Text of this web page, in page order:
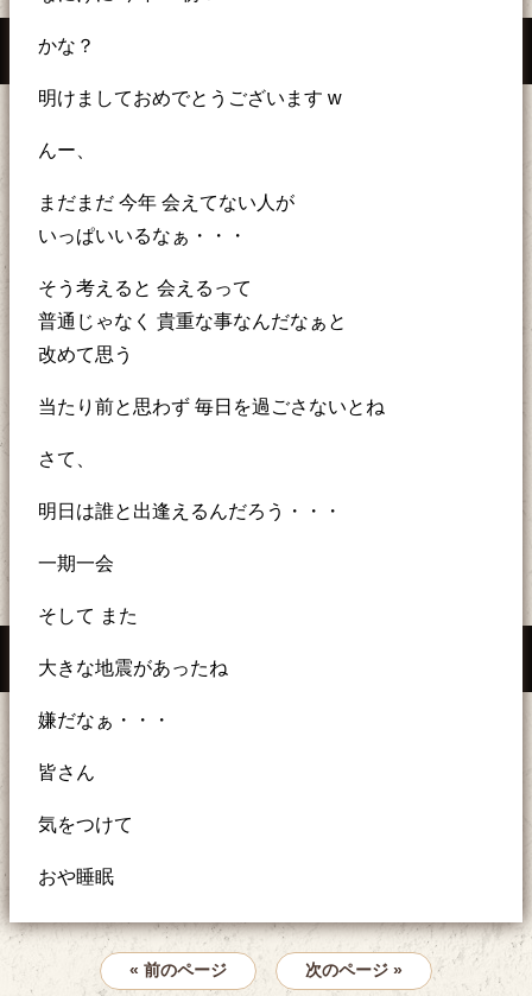
かな？
明けましておめでとうございます w
んー、
まだまだ 今年 会えてない人が
いっぱいいるなぁ・・・
そう考えると 会えるって
普通じゃなく 貴重な事なんだなぁと
改めて思う
当たり前と思わず 毎日を過ごさないとね
さて、
明日は誰と出逢えるんだろう・・・
一期一会
そして また
大きな地震があったね
嫌だなぁ・・・
皆さん
気をつけて
おや睡眠
« 前のページ 次のページ »